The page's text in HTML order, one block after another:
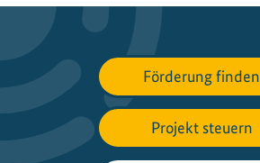
i
m
B
e
r
Förderung finden
Projekt steuern